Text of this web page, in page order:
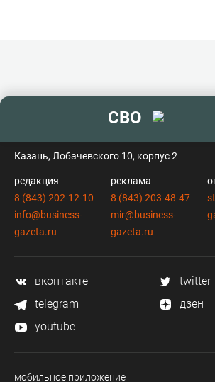
СВО
Казань, Лобачевского 10, корпус 2
редакция
8 (843) 202-12-10
info@business-
gazeta.ru
реклама
8 (843) 203-48-47
mir@business-
gazeta.ru
вконтакте
twitter
telegram
дзен
youtube
мобильное приложение